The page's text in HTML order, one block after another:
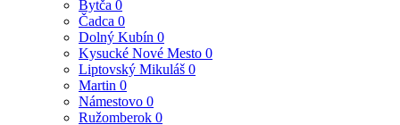
Bytča 0
Čadca 0
Dolný Kubín 0
Kysucké Nové Mesto 0
Liptovský Mikuláš 0
Martin 0
Námestovo 0
Ružomberok 0